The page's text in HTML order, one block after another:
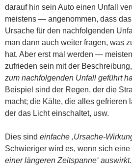
darauf hin sein Auto einen Unfall
meistens — angenommen, dass
Ursache für den nachfolgenden
man dann auch weiter fragen, was
hat. Aber erst mal werden —
zufrieden sein mit der Beschreibung,
zum nachfolgenden Unfall geführt
Beispiel sind der Regen, der die
macht; die Kälte, die alles gefrieren
der das Licht einschaltet, usw.
Dies sind einfache ‚Ursache-
Schwieriger wird es, wenn sich eine
einer längeren Zeitspanne‘ auswirkt.